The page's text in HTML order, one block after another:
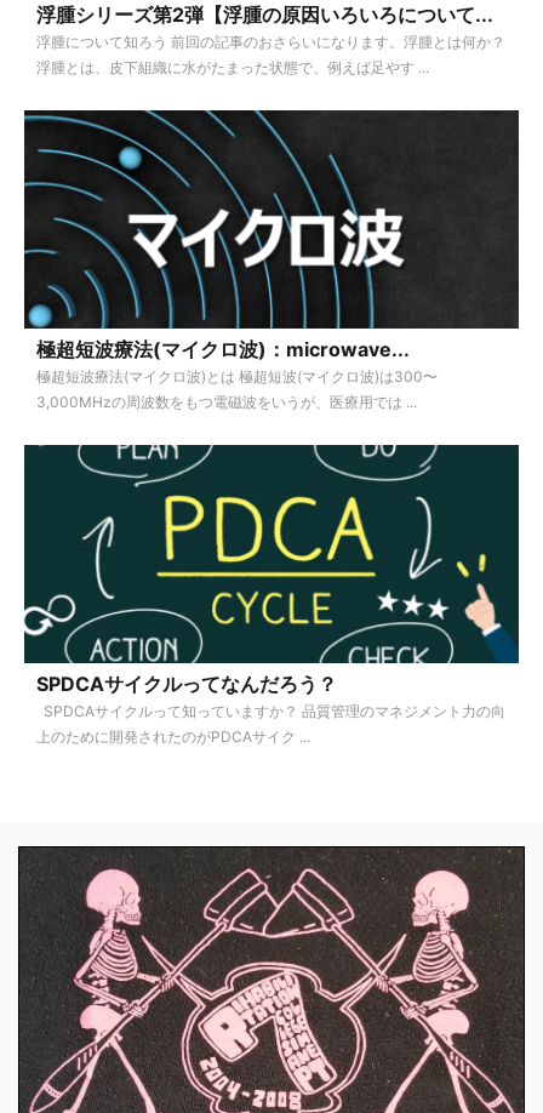
浮腫シリーズ第2弾【浮腫の原因いろいろについて...
浮腫について知ろう 前回の記事のおさらいになります。浮腫とは何か？
浮腫とは、皮下組織に水がたまった状態で、例えば足やす ...
極超短波療法(マイクロ波)：microwave...
極超短波療法(マイクロ波)とは 極超短波(マイクロ波)は300〜
3,000MHzの周波数をもつ電磁波をいうが、医療用では ...
SPDCAサイクルってなんだろう？
SPDCAサイクルって知っていますか？ 品質管理のマネジメント力の向
上のために開発されたのがPDCAサイク ...